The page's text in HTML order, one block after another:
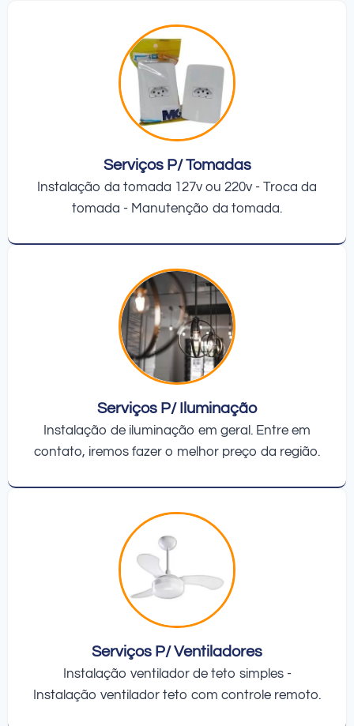
Serviços P/ Tomadas
Instalação da tomada 127v ou 220v - Troca da
tomada - Manutenção da tomada.
Serviços P/ Iluminação
Instalação de iluminação em geral. Entre em
contato, iremos fazer o melhor preço da região.
Serviços P/ Ventiladores
Instalação ventilador de teto simples -
Instalação ventilador teto com controle remoto.